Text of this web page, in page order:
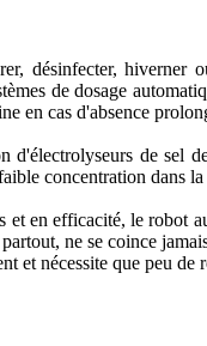
désinfecter,
de dosage
en cas d'absence
de sel
concentration dans
et en efficacité, le
ne se coince
et nécessite que peu